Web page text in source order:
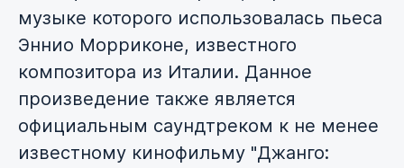
музыке которого использовалась пьеса
Эннио Морриконе, известного
композитора из Италии. Данное
произведение также является
официальным саундтреком к не менее
известному кинофильму "Джанго: